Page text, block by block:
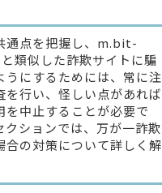
通点を把握し、m.bit-
類似した詐欺サイトに騙
うにするためには、常に注
を行い、怪しい点があれば
を中止することが必要で
クションでは、万が一詐欺
合の対策について詳しく解